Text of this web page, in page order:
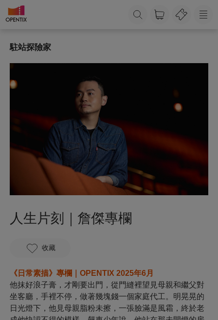
駐站探險家
人生片刻｜詹傑專欄
收藏
《日常素描》專欄｜OPENTIX 2025年6月
他抹好浪子膏，才剛要出門，從門縫裡望見母親和繼父對
坐客廳，手裡不停，做著幾塊錢一個家庭代工。明晃晃的
日光燈下，他見母親脂粉未擦，一張臉滿是風霜，終於老